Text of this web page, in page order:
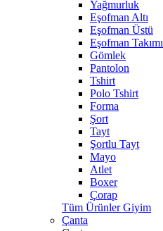
Yağmurluk
Eşofman Altı
Eşofman Üstü
Eşofman Takımı
Gömlek
Pantolon
Tshirt
Polo Tshirt
Forma
Şort
Tayt
Şortlu Tayt
Mayo
Atlet
Boxer
Çorap
Tüm Ürünler Giyim
Çanta